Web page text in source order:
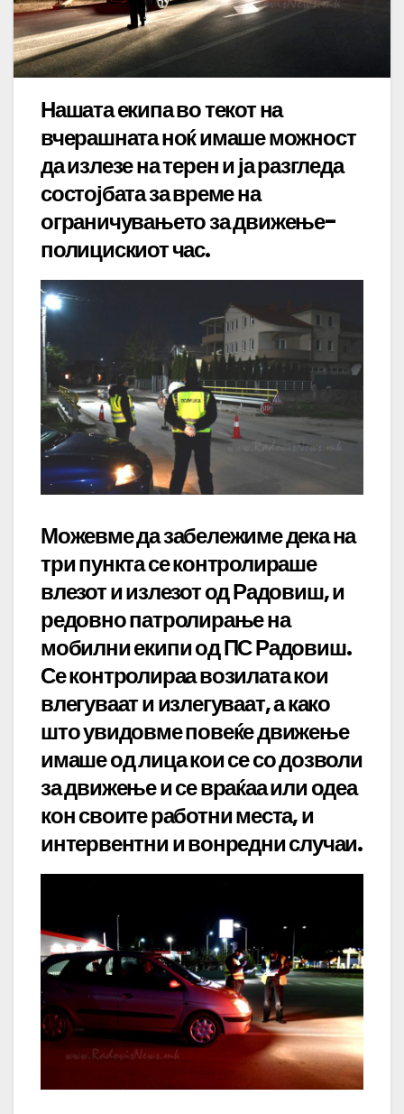
Нашата екипа во текот на
вчерашната ноќ имаше можност
да излезе на терен и ја разгледа
состојбата за време на
ограничувањето за движење-
полицискиот час.
Можевме да забележиме дека на
три пункта се контролираше
влезот и излезот од Радовиш, и
редовно патролирање на
мобилни екипи од ПС Радовиш.
Се контролираа возилата кои
влегуваат и излегуваат, а како
што увидовме повеќе движење
имаше од лица кои се со дозволи
за движење и се враќаа или одеа
кон своите работни места, и
интервентни и вонредни случаи.